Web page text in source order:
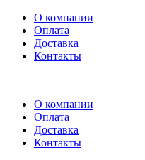
О компании
Оплата
Доставка
Контакты
О компании
Оплата
Доставка
Контакты